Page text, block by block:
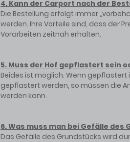
4. Kann der Carport nach der
Die Bestellung erfolgt immer
werden. Ihre Vorteile sind, dass der
Vorarbeiten zeitnah erhalten.
5. Muss der Hof gepflastert sein
Beides ist möglich. Wenn gepflastert
gepflastert werden, so müssen die
werden kann.
6. Was muss man bei Gefälle
Das Gefälle des Grundstücks wird